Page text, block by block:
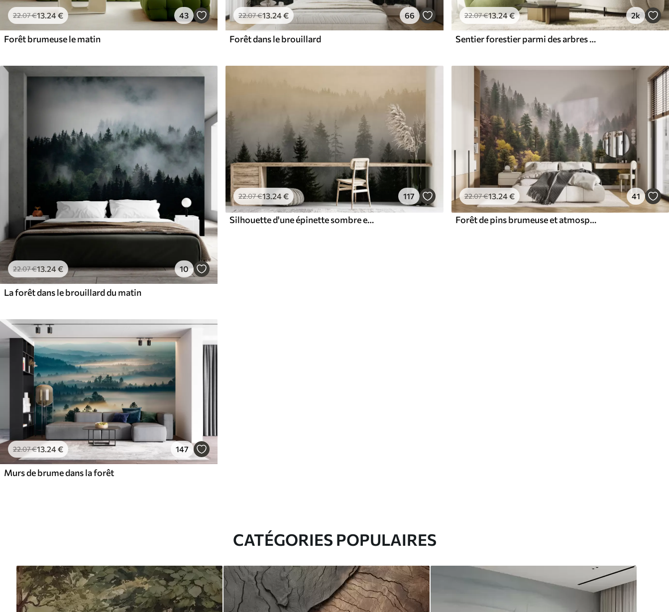
22.07€13.24€ 43
Forêt brumeuse le matin
22.07€13.24€ 66
Forêt dans le brouillard
22.07€13.24€ 2k
Sentier forestier parmi des arbres majestueux, style aquarelle
22.07€13.24€ 10
La forêt dans le brouillard du matin
22.07€13 .24€ 117
Silhouette d'une épinette sombre entourée de brouillard
22.07€13.24€ 41
Forêt de pins brumeuse et atmosphérique dans les montagnes
22.07€13.24€ 147
Murs de brume dans la forêt
CATÉGORIES POPULAIRES